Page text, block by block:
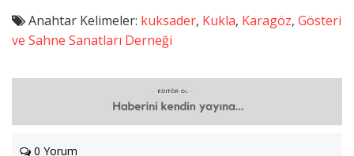
Anahtar Kelimeler: kuksader, Kukla, Karagöz, Gösteri
ve Sahne Sanatları Derneği
0 Yorum